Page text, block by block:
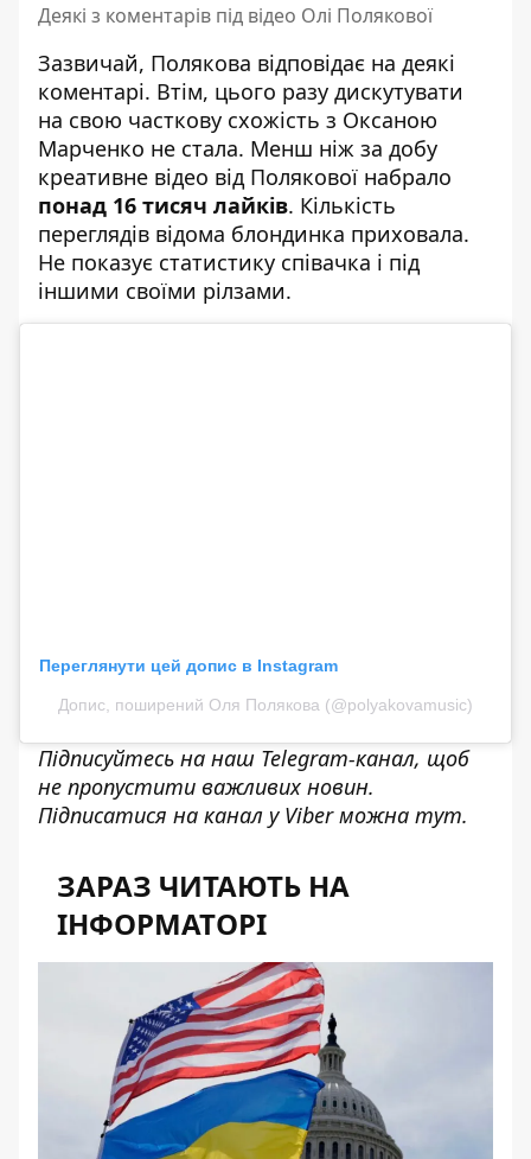
Деякі з коментарів під відео Олі Полякової
Зазвичай, Полякова відповідає на деякі
коментарі. Втім, цього разу дискутувати
на свою часткову схожість з Оксаною
Марченко не стала. Менш ніж за добу
креативне відео від Полякової набрало
понад 16 тисяч лайків. Кількість
переглядів відома блондинка приховала.
Не показує статистику співачка і під
іншими своїми рілзами.
Переглянути цей допис в Instagram
Допис, поширений Оля Полякова (@polyakovamusic)
Підписуйтесь на наш Telegram-канал, щоб
не пропустити важливих новин.
Підписатися на канал у Viber можна тут.
ЗАРАЗ ЧИТАЮТЬ НА
ІНФОРМАТОРІ